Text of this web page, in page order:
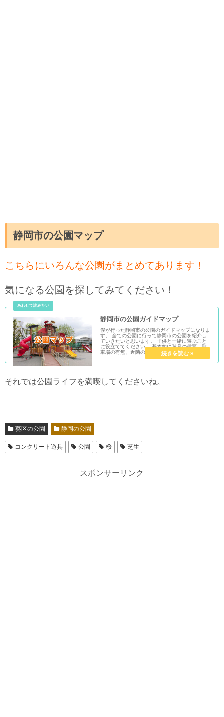
静岡市の公園マップ
こちらにいろんな公園がまとめてあります！
気になる公園を探してみてください！
静岡市の公園ガイドマップ
僕が行った静岡市の公園のガイドマップになりま
す。 全ての公園に行って静岡市の公園を紹介し
ていきたいと思います。 子供と一緒に遊ぶこと
に役立ててください。 基本的に遊具の種類、駐
車場の有無、近隣のコインパーキング、ト...
それでは公園ライフを満喫してくださいね。
葵区の公園 静岡の公園
コンクリート遊具 公園 桜 芝生
スポンサーリンク